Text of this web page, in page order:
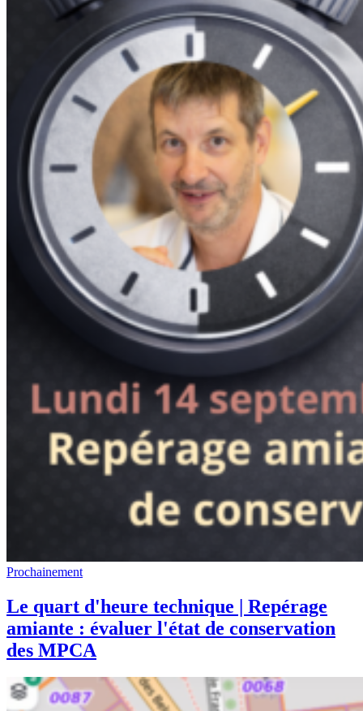
Prochainement
Le quart d'heure technique | Repérage
amiante : évaluer l'état de conservation
des MPCA